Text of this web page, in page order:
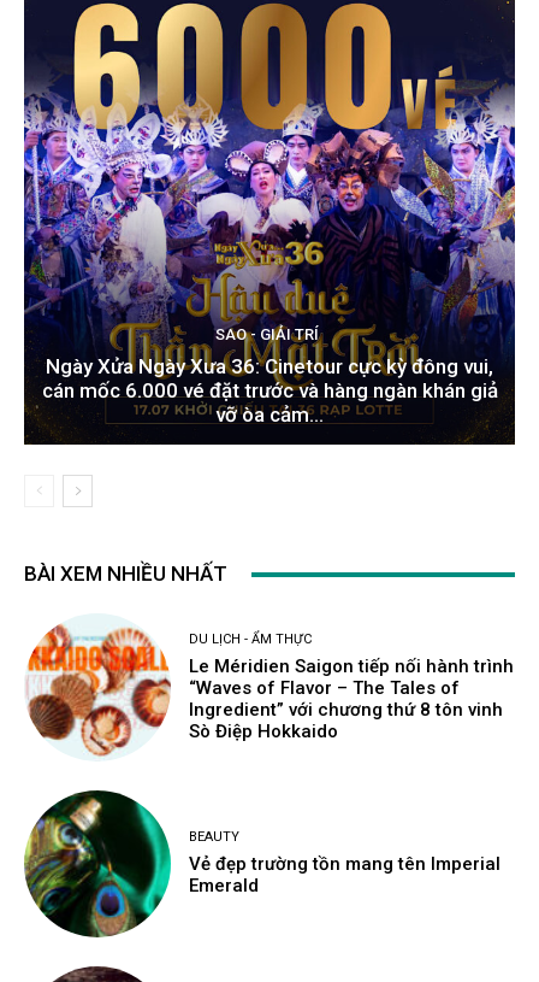
SAO - GIẢI TRÍ
Ngày Xửa Ngày Xưa 36: Cinetour cực kỳ đông vui,
cán mốc 6.000 vé đặt trước và hàng ngàn khán giả
vỡ òa cảm...
BÀI XEM NHIỀU NHẤT
DU LỊCH - ẨM THỰC
Le Méridien Saigon tiếp nối hành trình
“Waves of Flavor – The Tales of
Ingredient” với chương thứ 8 tôn vinh
Sò Điệp Hokkaido
BEAUTY
Vẻ đẹp trường tồn mang tên Imperial
Emerald